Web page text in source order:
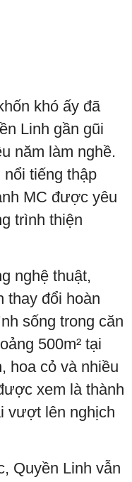
khó ấy đã
Linh gần gũi
năm làm nghề.
tiếng thập
MC được yêu
trình thiện
nghệ thuật,
thay đổi hoàn
sống trong căn
500m² tại
hoa cỏ và nhiều
xem là thành
vượt lên nghịch
Quyền Linh vẫn